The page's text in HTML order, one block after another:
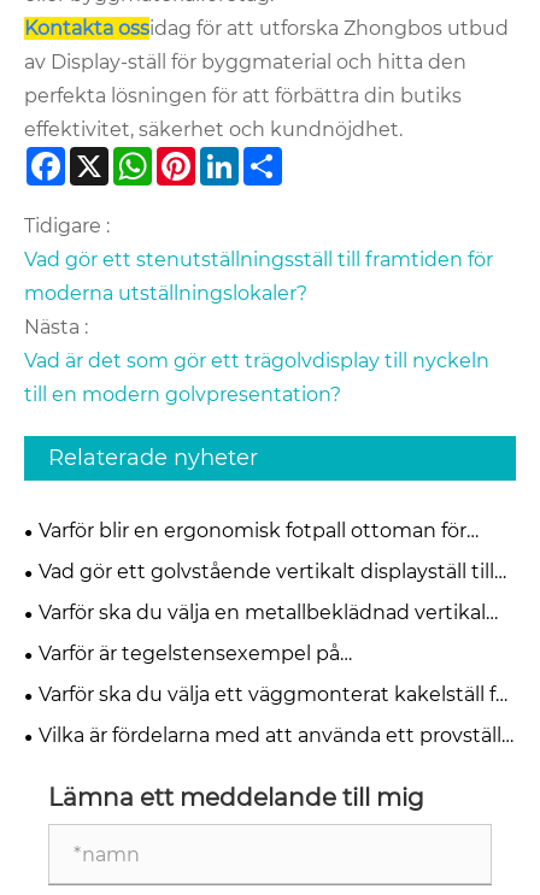
Kontakta ossidag för att utforska Zhongbos utbud
av Display-ställ för byggmaterial och hitta den
perfekta lösningen för att förbättra din butiks
effektivitet, säkerhet och kundnöjdhet.
Facebook
X WhatsApp
PinterestLinkedIn
Tidigare :
Vad gör ett stenutställningsställ till framtiden för
moderna utställningslokaler?
Nästa :
Vad är det som gör ett trägolvdisplay till nyckeln
till en modern golvpresentation?
Relaterade nyheter
Varför blir en ergonomisk fotpall ottoman för
under skrivbordet nödvändig för modern
kontorskomfort
Vad gör ett golvstående vertikalt displayställ till
den mest effektiva lösningen för moderna
detaljhandels- och utställningsutrymmen
Varför ska du välja en metallbeklädnad vertikal
keramisk displayhylla för din butik
Varför är tegelstensexempel på
mässutställningsställen viktiga för moderna
utställningslokaler
Varför ska du välja ett väggmonterat kakelställ för
mässan för att förbättra din monter
Vilka är fördelarna med att använda ett provställ
Lämna ett meddelande till mig